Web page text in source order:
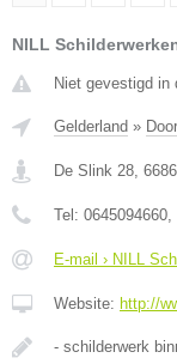
NILL
Niet gevestigd in
Gelderland »
De Slink 28,
Tel: 0645094660,
E-mail › NILL
Website: http://
- schilderwerk